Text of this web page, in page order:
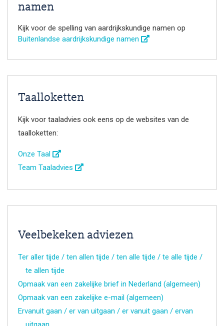
namen
Kijk voor de spelling van aardrijkskundige namen op
Buitenlandse aardrijkskundige namen
Taalloketten
Kijk voor taaladvies ook eens op de websites van de
taalloketten:
Onze Taal
Team Taaladvies
Veelbekeken adviezen
Ter aller tijde / ten allen tijde / ten alle tijde / te alle tijde /
te allen tijde
Opmaak van een zakelijke brief in Nederland (algemeen)
Opmaak van een zakelijke e-mail (algemeen)
Ervanuit gaan / er van uitgaan / er vanuit gaan / ervan